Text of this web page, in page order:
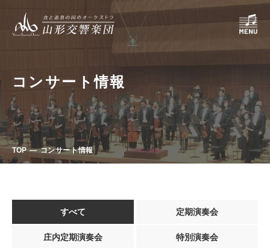
コンサート情報
TOP コンサート情報
すべて 定期演奏会
庄内定期演奏会 特別演奏会